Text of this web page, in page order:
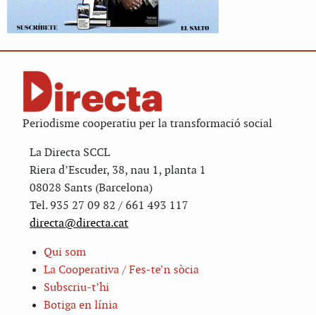
Periodisme cooperatiu per la transformació social
La Directa SCCL
Riera d’Escuder, 38, nau 1, planta 1
08028 Sants (Barcelona)
Tel. 935 27 09 82 / 661 493 117
directa@directa.cat
Qui som
La Cooperativa / Fes-te’n sòcia
Subscriu-t’hi
Botiga en línia